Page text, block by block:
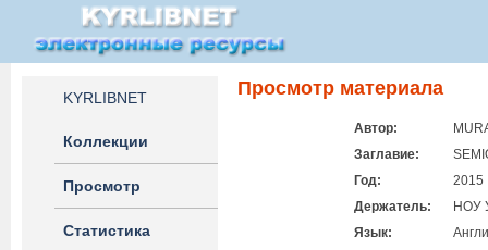
KYRLIBNET
Коллекции
Просмотр
Статистика
Просмотр материала
Автор:
Заглавие:
Год:
2015
Держатель:
НОУ
Язык: